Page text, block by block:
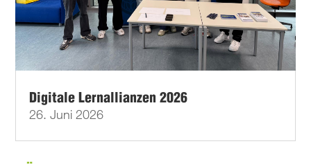
Digitale Lernallianzen 2026
26. Juni 2026